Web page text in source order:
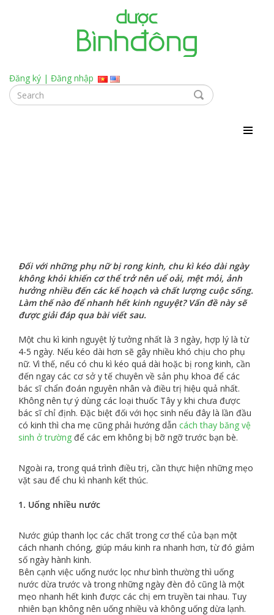
Đăng ký | Đăng nhập
Đối với những phụ nữ bị rong kinh, chu kì kéo dài ngày
không khỏi khiến cơ thể trở nên uể oải, mệt mỏi, ảnh
hưởng nhiều đến các kế hoạch và chất lượng cuộc sống.
Làm thế nào để nhanh hết kinh nguyệt? Vấn đề này sẽ
được giải đáp qua bài viết sau.
Một chu kì kinh nguyệt lý tưởng nhất là 3 ngày, hợp lý là từ
4-5 ngày. Nếu kéo dài hơn sẽ gây nhiều khó chịu cho phụ
nữ. Vì thế, nếu có chu kì kéo quá dài hoặc bị rong kinh, cần
đến ngay các cơ sở y tế chuyên về sản phụ khoa để các
bác sĩ chẩn đoán nguyên nhân và điều trị hiệu quả nhất.
Không nên tự ý dùng các loại thuốc Tây y khi chưa được
bác sĩ chỉ định. Đặc biệt đối với học sinh nếu đây là lần đầu
có kinh thì cha mẹ cũng phải hướng dẫn cách thay băng vệ
sinh ở trường để các em không bị bỡ ngỡ trước bạn bè.
Ngoài ra, trong quá trình điều trị, cần thực hiện những mẹo
vặt sau để chu kì nhanh kết thúc.
1. Uống nhiều nước
Nước giúp thanh lọc các chất trong cơ thể của bạn một
cách nhanh chóng, giúp máu kinh ra nhanh hơn, từ đó giảm
số ngày hành kinh.
Bên cạnh việc uống nước lọc như bình thường thì uống
nước dừa trước và trong những ngày đèn đỏ cũng là một
mẹo nhanh hết kinh được các chị em truyền tai nhau. Tuy
nhiên bạn không nên uống nhiều và không uống dừa lạnh.